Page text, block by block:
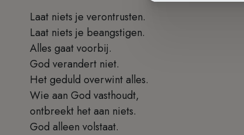
Laat niets je verontrusten.
Laat niets je beangstigen.
Alles gaat voorbij.
God verandert niet.
Het geduld overwint alles.
Wie aan God vasthoudt,
ontbreekt het aan niets.
God alleen volstaat.